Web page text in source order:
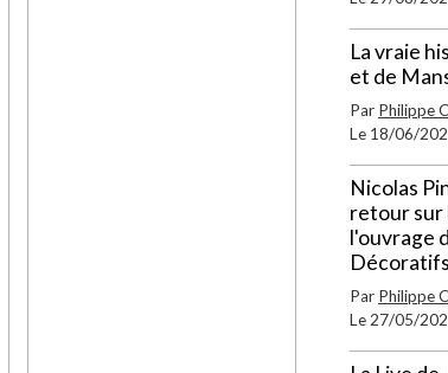
La vraie
et de
Par Philippe
Le 18/06/
Nicolas
retour sur
l'ouvrage
Par Philippe
Le 27/05/